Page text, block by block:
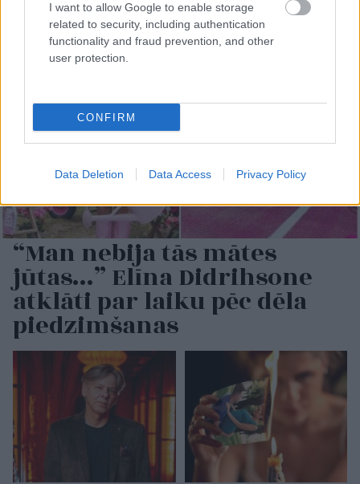
I want to allow Google to enable storage
related to security, including authentication
functionality and fraud prevention, and other
user protection.
CONFIRM
Data Deletion Data Access Privacy Policy
“Man nebija tās mātes
jūtas…” Elīna Didrihsone
atklāti par laiku pēc dēla
piedzimšanas